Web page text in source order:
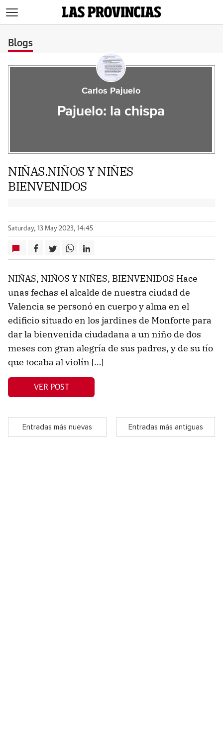
Blogs
Carlos Pajuelo
Pajuelo: la chispa
NIÑAS.NIÑOS Y NIÑES
BIENVENIDOS
Saturday, 13 May 2023, 14:45
NIÑAS, NIÑOS Y NIÑES, BIENVENIDOS Hace
unas fechas el alcalde de nuestra ciudad de
Valencia se personó en cuerpo y alma en el
edificio situado en los jardines de Monforte para
dar la bienvenida ciudadana a un niño de dos
meses con gran alegría de sus padres, y de su tío
que tocaba al violín […]
VER POST
Entradas más nuevas Entradas más antiguas